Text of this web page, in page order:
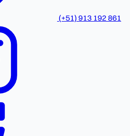
(+51) 913 192 861